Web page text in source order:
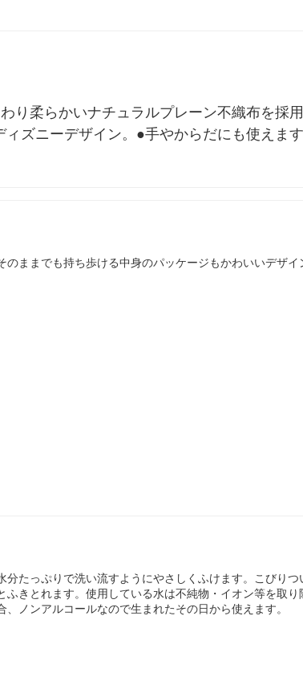
り柔らかいナチュラルプレーン不織布を採
ズニーデザイン。●手やからだにも使えま
のままでも持ち歩ける中身のパッケージもかわいいデザイ
分たっぷりで洗い流すようにやさしくふけます。こびり
ふきとれます。使用している水は不純物・イオン等を取
、ノンアルコールなので生まれたその日から使えます。